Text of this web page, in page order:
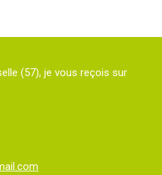
(57), je vous reçois sur